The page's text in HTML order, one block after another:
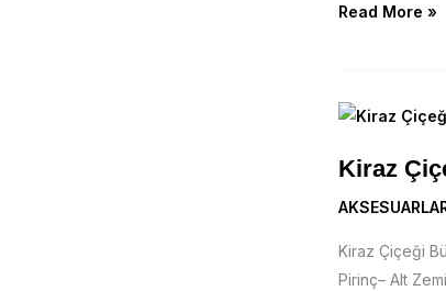
Read More »
Kiraz
Kiraz Çiçeği
Pirinç– Alt
Kiraz
Büyük
Mermer